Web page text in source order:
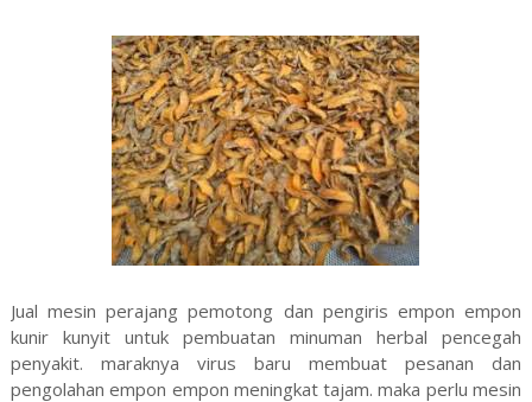
Jual mesin perajang pemotong dan pengiris empon empon
kunir kunyit untuk pembuatan minuman herbal pencegah
penyakit. maraknya virus baru membuat pesanan dan
pengolahan empon empon meningkat tajam. maka perlu mesin